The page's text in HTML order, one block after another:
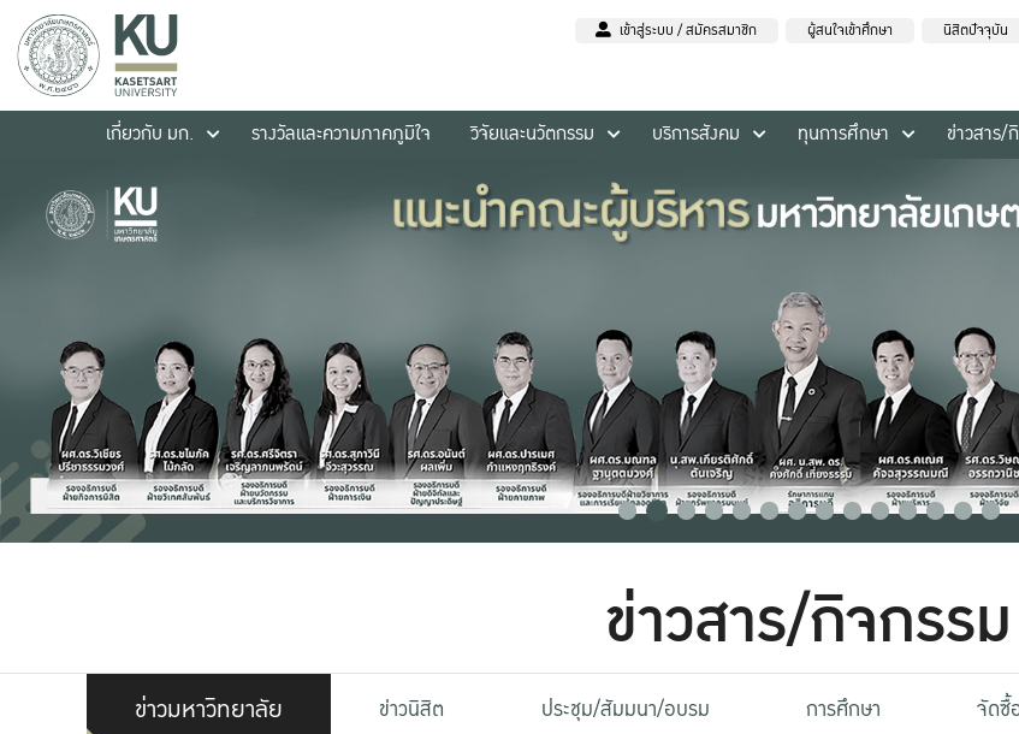
เข้าสู่ระบบ / สมัครสมาชิก ผู้สนใจเข้าศึกษา นิสิตปัจจุบัน
เกี่ยวกับ มก.
รางวัลและความภาคภูมิใจ วิจัยและนวัตกรรม บริการสังคม ทุนการศึกษา ข่าวสาร/
ข่าวสาร/กิจกรรม
ข่าวมหาวิทยาลัย ข่าวนิสิต ประชุม/สัมมนา/อบรม การศึกษา จัดซื้